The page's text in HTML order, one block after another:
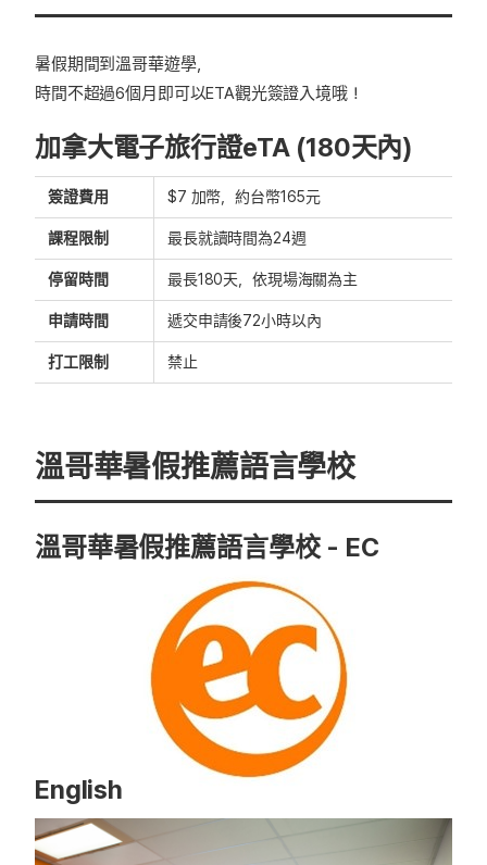
暑假期間到溫哥華遊學，
時間不超過6個月即可以ETA觀光簽證入境哦！
加拿大電子旅行證eTA (180天內)
簽證費用 $7 加幣，約台幣165元
課程限制 最長就讀時間為24週
停留時間 最長180天，依現場海關為主
申請時間 遞交申請後72小時以內
打工限制 禁止
溫哥華暑假推薦語言學校
溫哥華暑假推薦語言學校 - EC
English